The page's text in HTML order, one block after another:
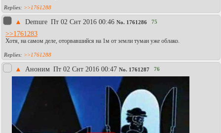
>>1761288
▲ Demure Пт 02 Снт 2016 00:46 No. 1761286 75
>>1761283
Хотя, на самом деле, оторвавшийся на 1м от земли туман уже облако.
>>1761288
▲ Аноним Пт 02 Снт 2016 00:47 No. 1761287 76